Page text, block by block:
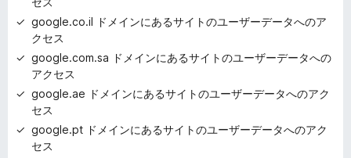
google.co.il ドメインにあるサイトのユーザーデータへのア
クセス
google.com.sa ドメインにあるサイトのユーザーデータへの
アクセス
google.ae ドメインにあるサイトのユーザーデータへのアク
セス
google.pt ドメインにあるサイトのユーザーデータへのアク
セス